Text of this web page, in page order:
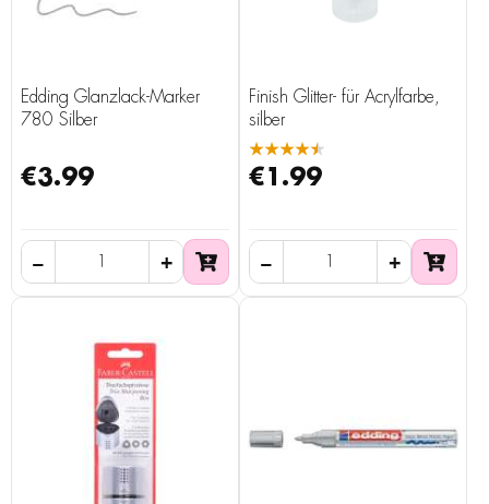
Edding Glanzlack-Marker
780 Silber
€3.99
Finish Glitter- für Acrylfarbe,
silber
★★★★★
€1.99